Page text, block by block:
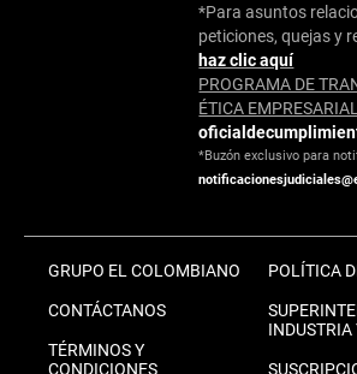
*Para asuntos
peticiones, quejas y
haz clic aquí
PROGRAMA DE
ÉTICA
*Buzón exclusivo para
GRUPO EL COLOMBIANO
CONTÁCTANOS
TÉRMINOS Y
CONDICIONES
POLÍTICA
INDUSTRIA